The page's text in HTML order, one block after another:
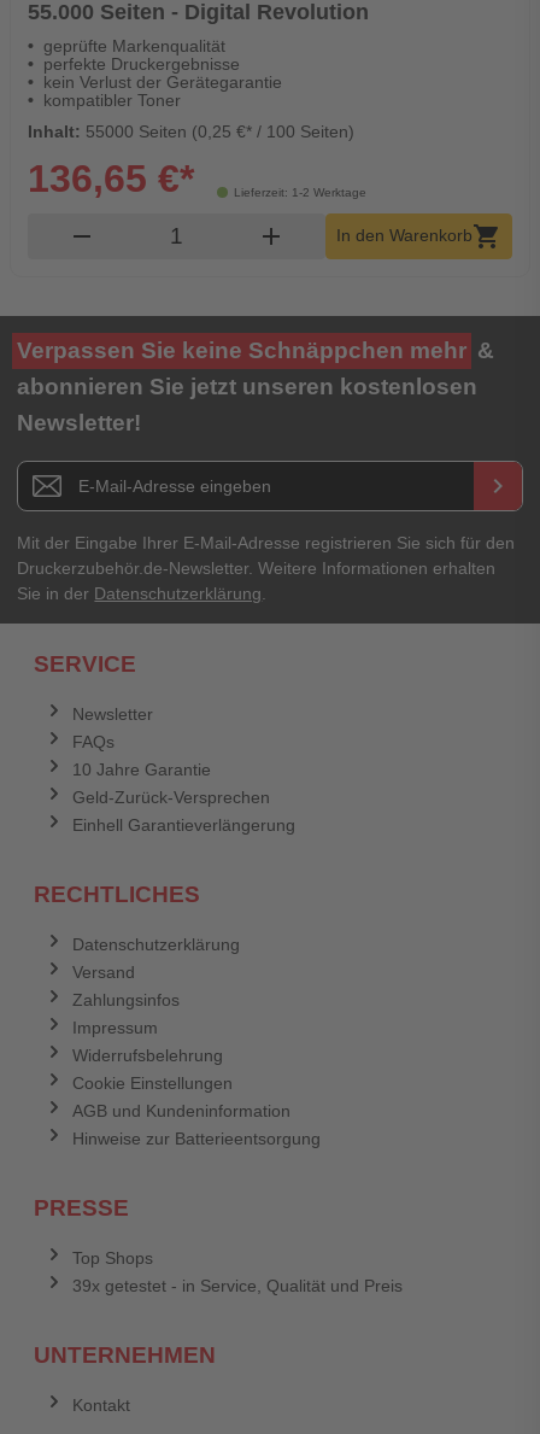
55.000 Seiten - Digital Revolution
geprüfte Markenqualität
perfekte Druckergebnisse
kein Verlust der Gerätegarantie
kompatibler Toner
Inhalt: 55000 Seiten (0,25 €* / 100 Seiten)
Lieferzeit: 1-2 Werktage
136,65 €*
remove Produkt Warenkorb Menge
add In den Warenkorbshopping_cart
Verpassen Sie keine Schnäppchen mehr &
abonnieren Sie jetzt unseren kostenlosen
Newsletter!
Newsletter E-Mail Adresse keyboard_arrow_right
Mit der Eingabe Ihrer E-Mail-Adresse registrieren Sie sich für den
Druckerzubehör.de-Newsletter. Weitere Informationen erhalten
Sie in der Datenschutzerklärung
SERVICE
Newsletter
FAQs
10 Jahre Garantie
Geld-Zurück-Versprechen
Einhell Garantieverlängerung
RECHTLICHES
Datenschutzerklärung
Versand
Zahlungsinfos
Impressum
Widerrufsbelehrung
Cookie Einstellungen
AGB und Kundeninformation
Hinweise zur Batterieentsorgung
PRESSE
Top Shops
39x getestet - in Service, Qualität und Preis
UNTERNEHMEN
Kontakt